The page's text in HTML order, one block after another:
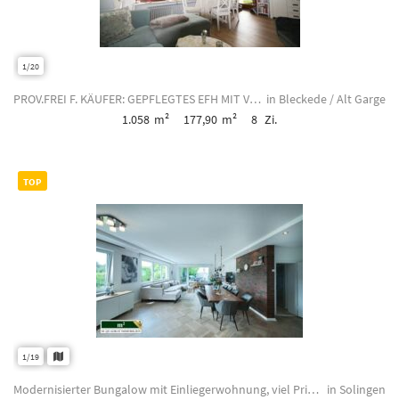
1/20
PROV.FREI F. KÄUFER: GEPFLEGTES EFH MIT VERMIETETEN 2 ELW - ZUSATZEINKOMMEN & FI... in Bleckede / Alt Garge
1.058 m² 177,90 m² 8 Zi.
TOP
1/19
Modernisierter Bungalow mit Einliegerwohnung, viel Privatsphäre und idyllischem ... in Solingen